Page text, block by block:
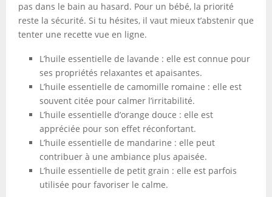
pas dans le bain au hasard. Pour un bébé, la priorité
reste la sécurité. Si tu hésites, il vaut mieux t’abstenir que
tenter une recette vue en ligne.
L’huile essentielle de lavande : elle est connue pour
ses propriétés relaxantes et apaisantes.
L’huile essentielle de camomille romaine : elle est
souvent citée pour calmer l’irritabilité.
L’huile essentielle d’orange douce : elle est
appréciée pour son effet réconfortant.
L’huile essentielle de mandarine : elle peut
contribuer à une ambiance plus apaisée.
L’huile essentielle de petit grain : elle est parfois
utilisée pour favoriser le calme.